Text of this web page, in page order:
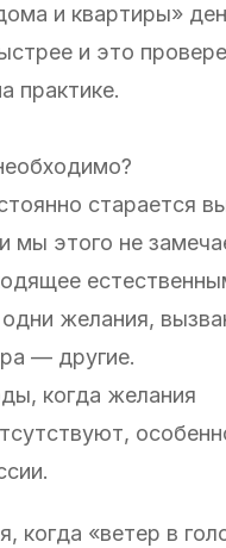
и квартиры»
и это
практике.
старается
мы этого не
желания,
— другие.
когда желания
когда «ветер в